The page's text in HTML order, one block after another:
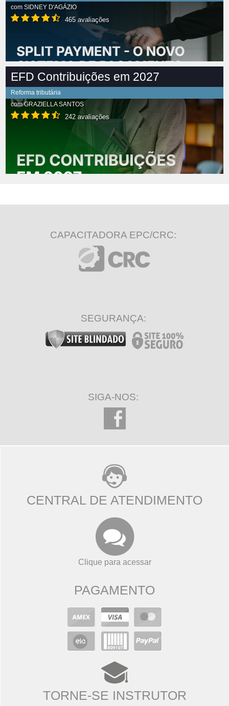
com SIDNEY D'AGÁZIO
465 avaliações
EFD Contribuições em 2027
Reforma tributária
comGRAZIELLA SANTOS
242 avaliações
CAPACITADORA EPC/CRC:
SEGURANÇA:
SIGA-NOS:
CENTRAL DE ATENDIMENTO
Clique para acessar
PAGAMENTO
TORNE-SE INSTRUTOR